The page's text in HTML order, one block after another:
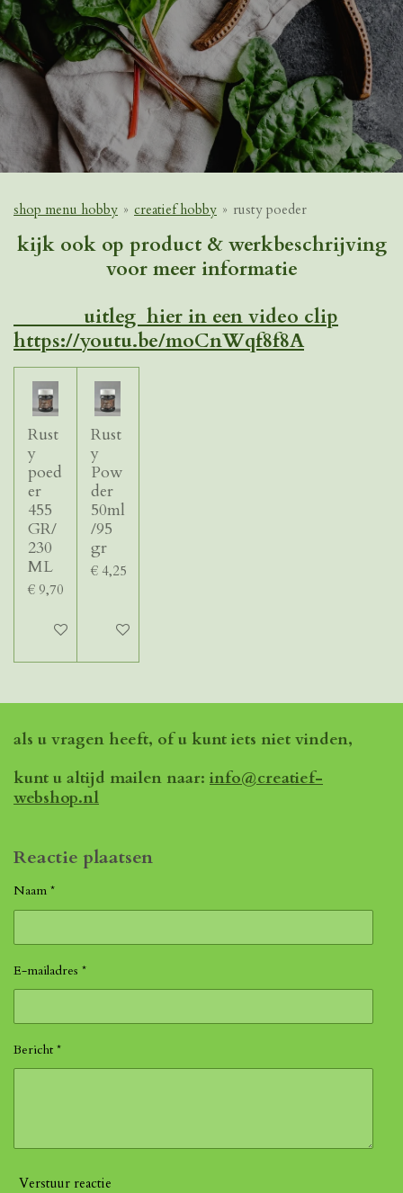
shop menu hobby » creatief hobby » rusty poeder
kijk ook op product & werkbeschrijving
voor meer informatie
uitleg hier in een video clip
https://youtu.be/moCnWqf8f8A
Rust
y
poed
er
455
GR/
230
ML
€ 9,70
In winkelwagen
Rust
y
Pow
der
50ml
/95
gr
€ 4,25
In winkelwagen
als u vragen heeft, of u kunt iets niet vinden,
kunt u altijd mailen naar: info@creatief-
webshop.nl
Reactie plaatsen
Naam *
E-mailadres *
Bericht *
Verstuur reactie